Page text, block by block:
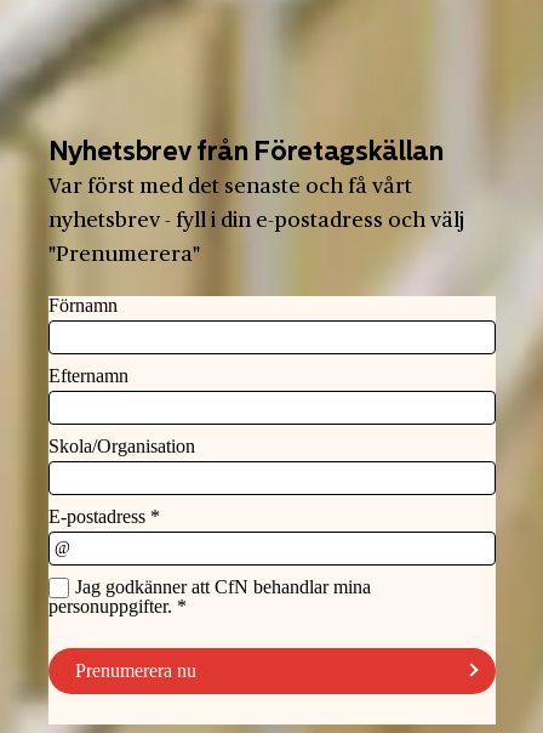
Nyhetsbrev från Företagskällan
Var först med det senaste och få vårt
nyhetsbrev - fyll i din e-postadress och välj
"Prenumerera"